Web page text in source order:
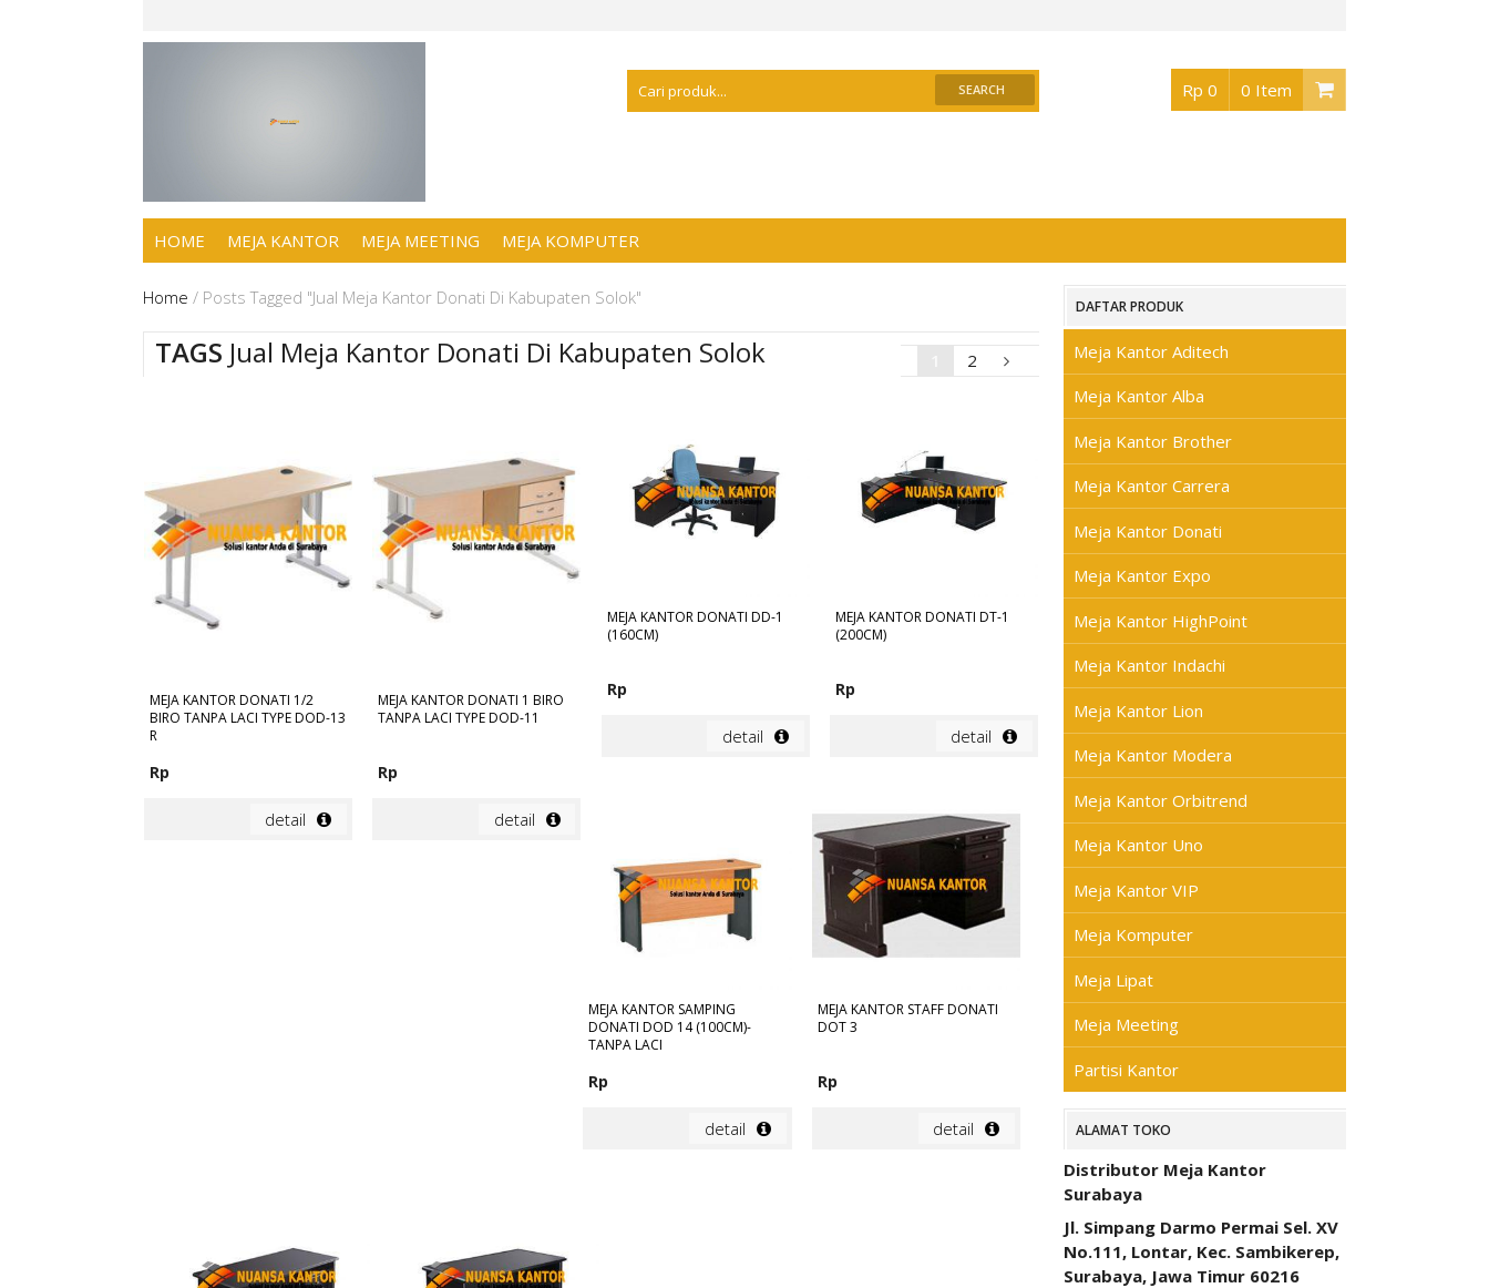
Rp 0 0 Item
HOME MEJA KANTOR MEJA MEETING MEJA KOMPUTER
Home / Posts Tagged "Jual Meja Kantor Donati Di Kabupaten Solok"
TAGS Jual Meja Kantor Donati Di Kabupaten Solok 2
MEJA KANTOR DONATI 1/2
BIRO TANPA LACI TYPE DOD-13
R
Rp
detail
MEJA KANTOR DONATI 1 BIRO
TANPA LACI TYPE DOD-11
Rp
detail
MEJA KANTOR DONATI DD-1
(160CM)
Rp
detail
MEJA KANTOR DONATI DT-1
(200CM)
Rp
detail
MEJA KANTOR SAMPING
DONATI DOD 14 (100CM)-
TANPA LACI
Rp
detail
MEJA KANTOR STAFF DONATI
DOT 3
Rp
detail
DAFTAR PRODUK
Meja Kantor Aditech
Meja Kantor Alba
Meja Kantor Brother
Meja Kantor Carrera
Meja Kantor Donati
Meja Kantor Expo
Meja Kantor HighPoint
Meja Kantor Indachi
Meja Kantor Lion
Meja Kantor Modera
Meja Kantor Orbitrend
Meja Kantor Uno
Meja Kantor VIP
Meja Komputer
Meja Lipat
Meja Meeting
Partisi Kantor
ALAMAT TOKO
Distributor Meja Kantor
Surabaya
Jl. Simpang Darmo Permai Sel. XV
No.111, Lontar, Kec. Sambikerep,
Surabaya, Jawa Timur 60216